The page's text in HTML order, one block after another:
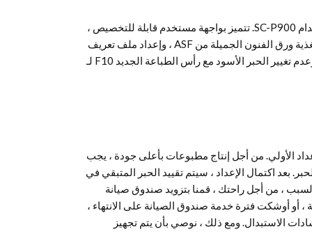
تكتمل بساطة التصميم من خلال سهولة استخدام SC-P900. تتميز بواجهة مستخدم قابلة للتخصيص ،
وإضاءة داخلية ، ووحدة بكرة ورق اختيارية ، وتغذية ورق الفنون الجميلة من ASF ، وإعداد ملف تعريف
وسائط سهل ، والطباعة من الأجهزة الذكية ، وعدم تغيير الحبر الأسود مع رأس الطباعة الجديد F10 لـ
الأولي. من أجل إنتاج مطبوعات بأعلى جودة ، يجب
بعد اكتمال الإعداد ، سيتم تقييد الحبر المتبقي في
، من أجل راحتك ، قمنا بتزويد صندوق صيانة
أو أوشكت فترة خدمة صندوق الصيانة على الانتهاء ،
الاستبدال. ومع ذلك ، نوصي بأن يتم تجهيز